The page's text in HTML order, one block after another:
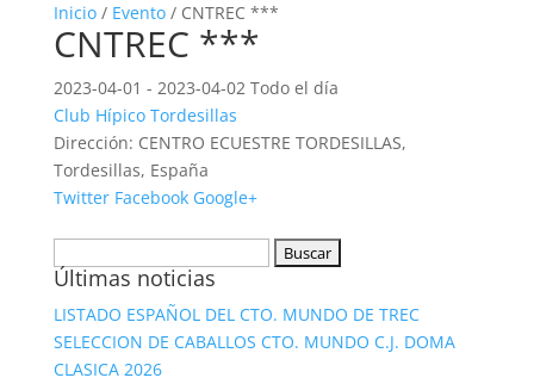
Inicio/ Evento/ CNTREC ***
CNTREC ***
2023-04-01 - 2023-04-02 Todo el día
Club Hípico Tordesillas
Dirección: CENTRO ECUESTRE TORDESILLAS,
Tordesillas, España
Twitter Facebook Google+
Últimas noticias
LISTADO ESPAÑOL DEL CTO. MUNDO DE TREC
SELECCION DE CABALLOS CTO. MUNDO C.J. DOMA
CLASICA 2026